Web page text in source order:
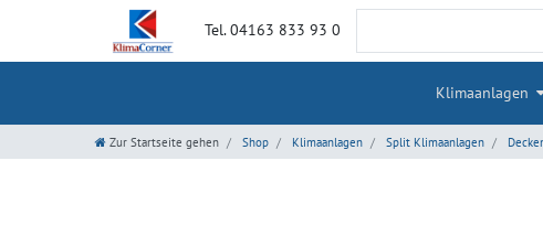
Tel. 04163 833 93 0
Klimaanlagen
Zur Startseite gehen Shop Klimaanlagen Split Klimaanlagen